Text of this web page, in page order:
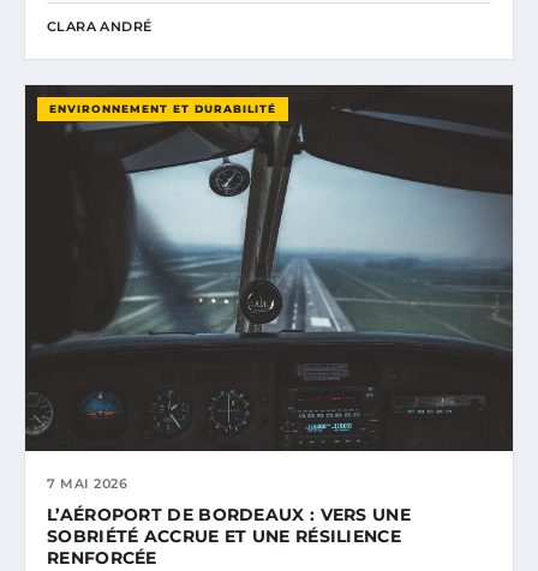
CLARA ANDRÉ
ENVIRONNEMENT ET DURABILITÉ
7 MAI 2026
L’AÉROPORT DE BORDEAUX : VERS UNE
SOBRIÉTÉ ACCRUE ET UNE RÉSILIENCE
RENFORCÉE